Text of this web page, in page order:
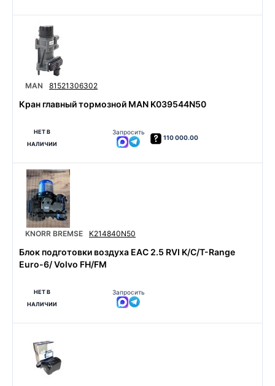
MAN 81521306302
Кран главный тормозной MAN K039544N50
НЕТ В
НАЛИЧИИ
Запросить
110 000.00
KNORR BREMSE K214840N50
Блок подготовки воздуха EAC 2.5 RVI K/C/T-Range
Euro-6/ Volvo FH/FM
НЕТ В
НАЛИЧИИ
Запросить